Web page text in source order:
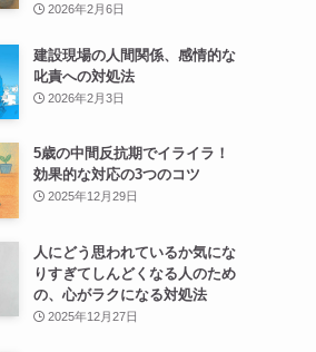
2026年2月6日
建設現場の人間関係、感情的な
叱責への対処法
2026年2月3日
5歳の中間反抗期でイライラ！
効果的な対応の3つのコツ
2025年12月29日
人にどう思われているか気にな
りすぎてしんどくなる人のため
の、心がラクになる対処法
2025年12月27日